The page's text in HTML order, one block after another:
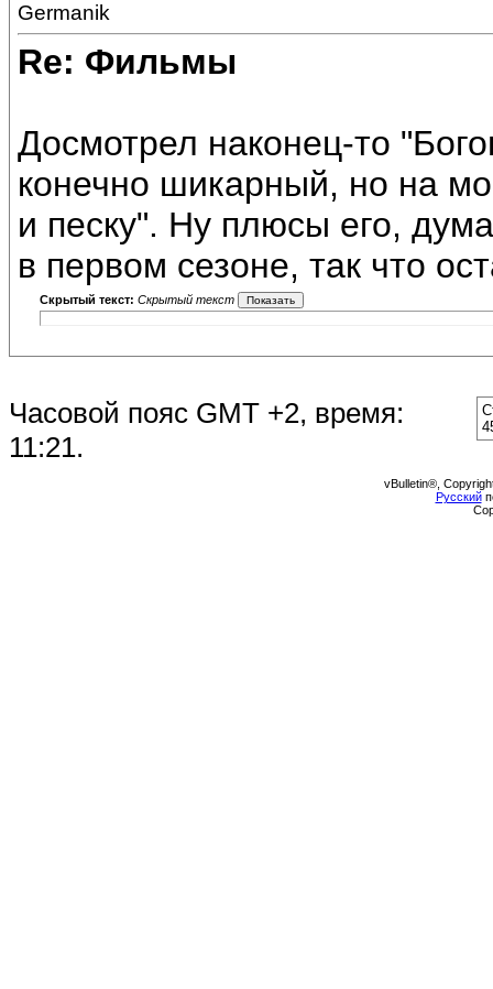
Germanik
Re: Фильмы
Досмотрел наконец-то
конечно шикарный, но на
и песку". Ну плюсы его,
в первом сезоне, так что
Скрытый текст: Скрытый текст
Часовой пояс GMT +2, время:
11:21.
vBulletin®,
Русский